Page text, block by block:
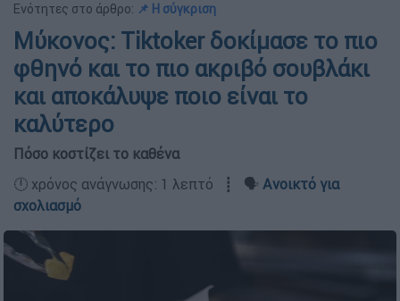
Ενότητες στο άρθρο: 📌 Η σύγκριση
Μύκονος: Tiktoker δοκίμασε το πιο
φθηνό και το πιο ακριβό σουβλάκι
και αποκάλυψε ποιο είναι το
καλύτερο
Πόσο κοστίζει το καθένα
🕛 χρόνος ανάγνωσης: 1 λεπτό ┋ 🗣️ Ανοικτό για
σχολιασμό